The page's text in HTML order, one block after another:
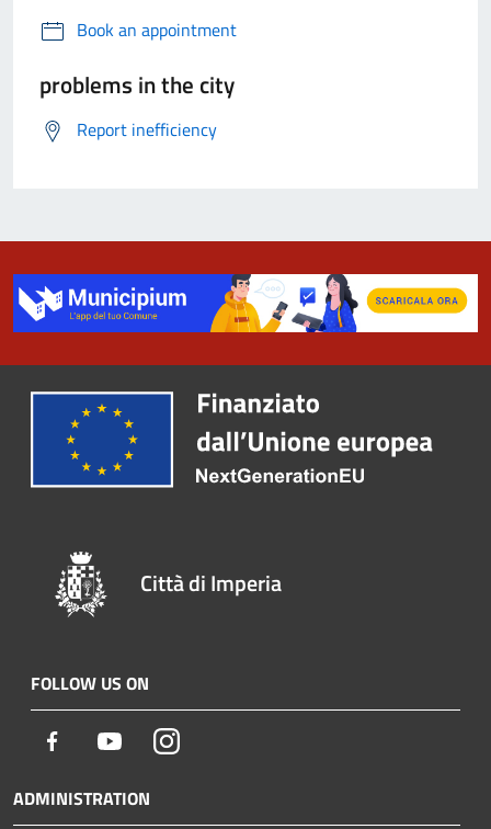
Book an appointment
problems in the city
Report inefficiency
Città di Imperia
FOLLOW US ON
Facebook YoutubeInstagram
ADMINISTRATION